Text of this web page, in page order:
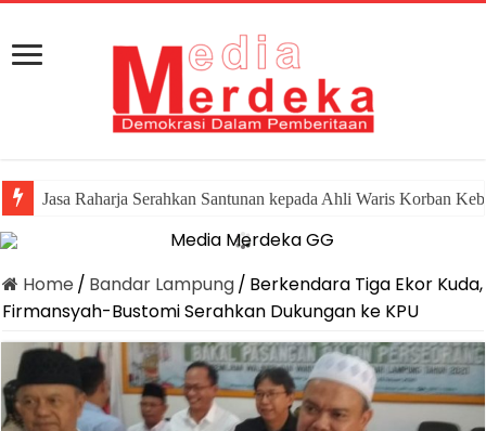
Jasa Raharja Serahkan Santunan kepada Ahli Waris Korban
Home / Bandar Lampung/ Berkendara Tiga Ekor Kuda,
Firmansyah-Bustomi Serahkan Dukungan ke KPU